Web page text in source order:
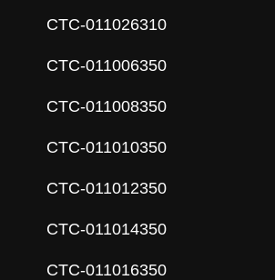
СTC-011026310
СTC-011006350
СTC-011008350
СTC-011010350
СTC-011012350
СTC-011014350
СTC-011016350